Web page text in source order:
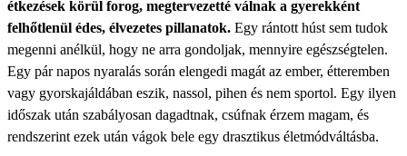
étkezések körül forog, megtervezetté válnak a gyerekként
felhőtlenül édes, élvezetes pillanatok. Egy rántott húst sem tudok
megenni anélkül, hogy ne arra gondoljak, mennyire egészségtelen.
Egy pár napos nyaralás során elengedi magát az ember, étteremben
vagy gyorskajáldában eszik, nassol, pihen és nem sportol. Egy ilyen
időszak után szabályosan dagadtnak, csúfnak érzem magam, és
rendszerint ezek után vágok bele egy drasztikus életmódváltásba.